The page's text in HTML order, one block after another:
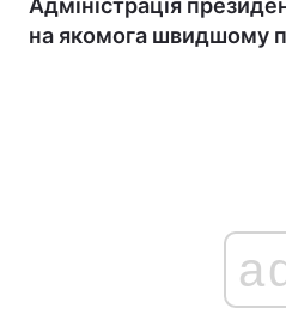
Адміністрація
на якомога швидшому